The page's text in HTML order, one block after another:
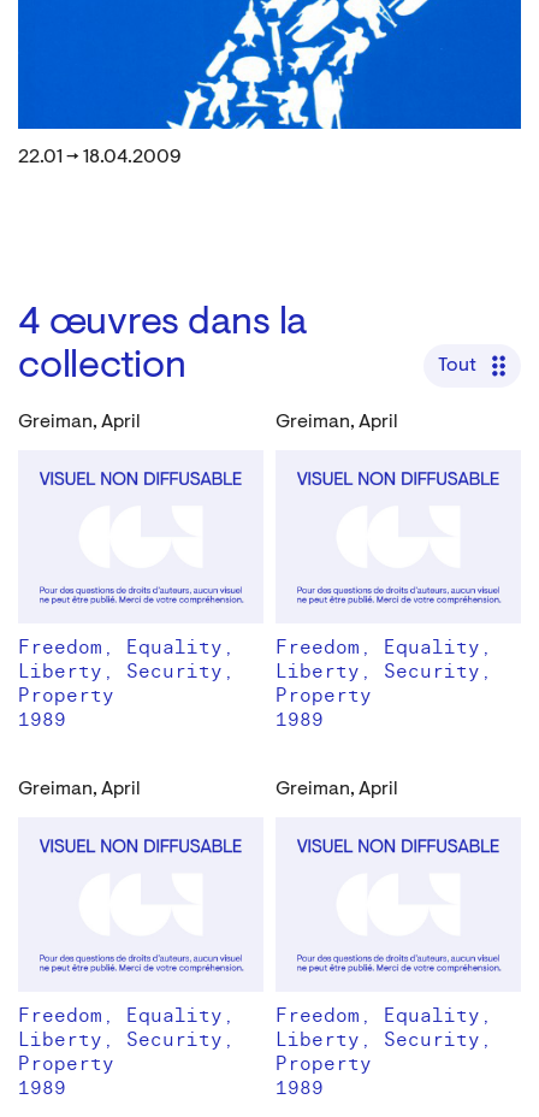
22.01 → 18.04.2009
4 œuvres dans la
collection
Tout
Greiman, April
Freedom, Equality,
Liberty, Security,
Property
1989
Greiman, April
Freedom, Equality,
Liberty, Security,
Property
1989
Greiman, April
Freedom, Equality,
Liberty, Security,
Property
1989
Greiman, April
Freedom, Equality,
Liberty, Security,
Property
1989